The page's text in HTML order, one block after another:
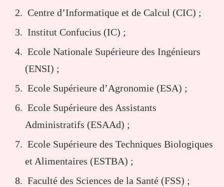
Centre d’Informatique et de Calcul (CIC) ;
Institut Confucius (IC) ;
Ecole Nationale Supérieure des Ingénieurs
(ENSI) ;
Ecole Supérieure d’Agronomie (ESA) ;
Ecole Supérieure des Assistants
Administratifs (ESAAd) ;
Ecole Supérieure des Techniques Biologiques
et Alimentaires (ESTBA) ;
Faculté des Sciences de la Santé (FSS) ;